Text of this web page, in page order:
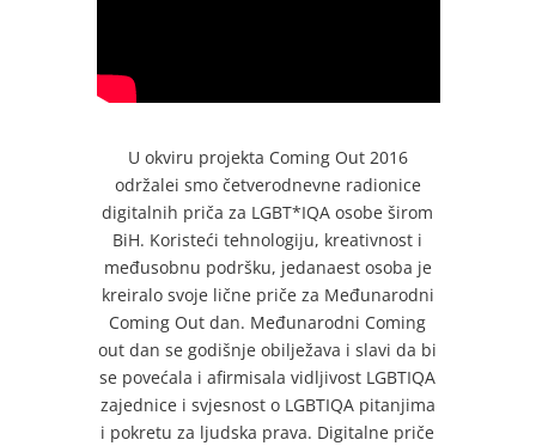
U okviru projekta Coming Out 2016
održalei smo četverodnevne radionice
digitalnih priča za LGBT*IQA osobe širom
BiH. Koristeći tehnologiju, kreativnost i
međusobnu podršku, jedanaest osoba je
kreiralo svoje lične priče za Međunarodni
Coming Out dan. Međunarodni Coming
out dan se godišnje obilježava i slavi da bi
se povećala i afirmisala vidljivost LGBTIQA
zajednice i svjesnost o LGBTIQA pitanjima
i pokretu za ljudska prava. Digitalne priče